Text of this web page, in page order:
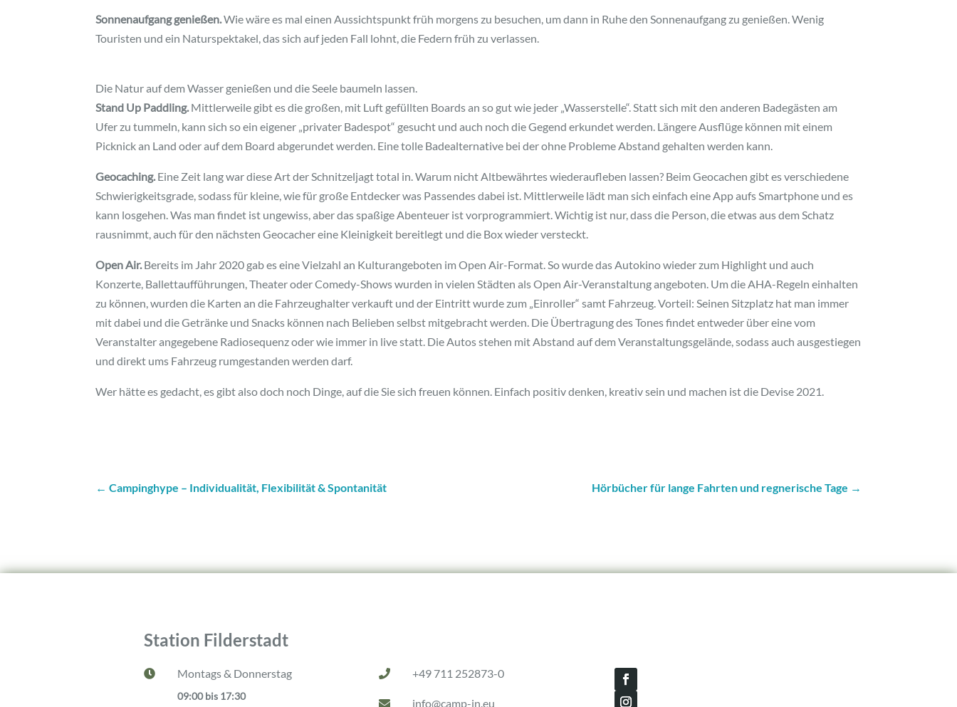
Sonnenaufgang genießen.Wie wäre es mal einen Aussichtspunkt früh morgens zu besuchen, um dann in Ruhe den Sonnenaufgang zu genießen. Wenig
Touristen und ein Naturspektakel, das sich auf jeden Fall lohnt, die Federn früh zu verlassen.
Die Natur auf dem Wasser genießen und die Seele baumeln lassen.
Stand Up Paddling.Mittlerweile gibt es die großen, mit Luft gefüllten Boards an so gut wie jeder „Wasserstelle“. Statt sich mit den anderen Badegästen am
Ufer zu tummeln, kann sich so ein eigener „privater Badespot“ gesucht und auch noch die Gegend erkundet werden. Längere Ausflüge können mit einem
Picknick an Land oder auf dem Board abgerundet werden. Eine tolle Badealternative bei der ohne Probleme Abstand gehalten werden kann.
Geocaching.Eine Zeit lang war diese Art der Schnitzeljagt total in. Warum nicht Altbewährtes wiederaufleben lassen? Beim Geocachen gibt es verschiedene
Schwierigkeitsgrade, sodass für kleine, wie für große Entdecker was Passendes dabei ist. Mittlerweile lädt man sich einfach eine App aufs Smartphone und es
kann losgehen. Was man findet ist ungewiss, aber das spaßige Abenteuer ist vorprogrammiert. Wichtig ist nur, dass die Person, die etwas aus dem Schatz
rausnimmt, auch für den nächsten Geocacher eine Kleinigkeit bereitlegt und die Box wieder versteckt.
Open Air.Bereits im Jahr 2020 gab es eine Vielzahl an Kulturangeboten im Open Air-Format. So wurde das Autokino wieder zum Highlight und auch
Konzerte, Ballettaufführungen, Theater oder Comedy-Shows wurden in vielen Städten als Open Air-Veranstaltung angeboten. Um die AHA-Regeln einhalten
zu können, wurden die Karten an die Fahrzeughalter verkauft und der Eintritt wurde zum „Einroller“ samt Fahrzeug. Vorteil: Seinen Sitzplatz hat man immer
mit dabei und die Getränke und Snacks können nach Belieben selbst mitgebracht werden. Die Übertragung des Tones findet entweder über eine vom
Veranstalter angegebene Radiosequenz oder wie immer in live statt. Die Autos stehen mit Abstand auf dem Veranstaltungsgelände, sodass auch ausgestiegen
und direkt ums Fahrzeug rumgestanden werden darf.
Wer hätte es gedacht, es gibt also doch noch Dinge, auf die Sie sich freuen können. Einfach positiv denken, kreativ sein und machen ist die Devise 2021.
←Campinghype – Individualität, Flexibilität & Spontanität Hörbücher für lange Fahrten und regnerische Tage →
Station Filderstadt
 Montags & Donnerstag
09:00 bis 17:30
 +49 711 252873-0
 info@camp-in.eu